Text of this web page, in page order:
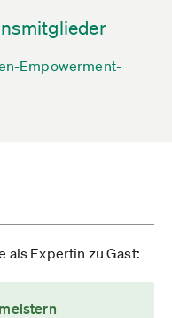
Empowerment-
als Expertin zu Gast: